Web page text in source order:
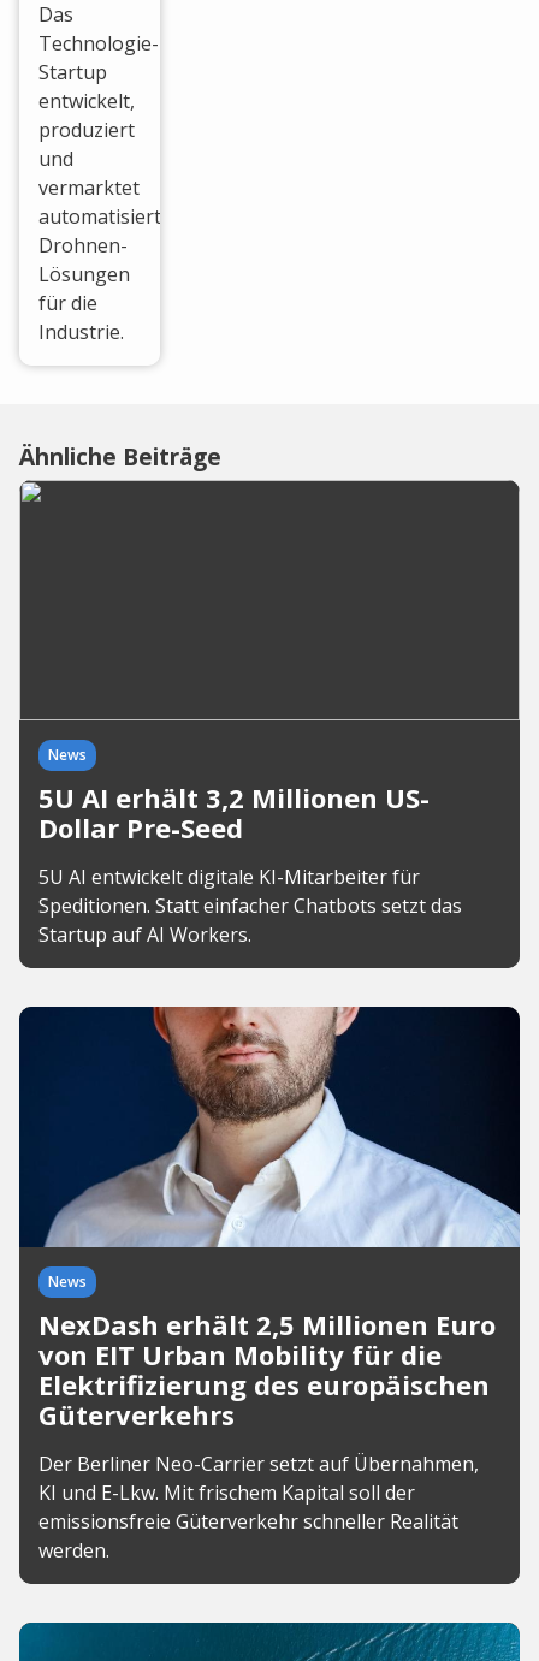
Das
Technologie-
Startup
entwickelt,
produziert
und
vermarktet
automatisierte
Drohnen-
Lösungen
für die
Industrie.
Ähnliche Beiträge
News
5U AI erhält 3,2 Millionen US-
Dollar Pre-Seed
5U AI entwickelt digitale KI-Mitarbeiter für
Speditionen. Statt einfacher Chatbots setzt das
Startup auf AI Workers.
News
NexDash erhält 2,5 Millionen Euro
von EIT Urban Mobility für die
Elektrifizierung des europäischen
Güterverkehrs
Der Berliner Neo-Carrier setzt auf Übernahmen,
KI und E-Lkw. Mit frischem Kapital soll der
emissionsfreie Güterverkehr schneller Realität
werden.